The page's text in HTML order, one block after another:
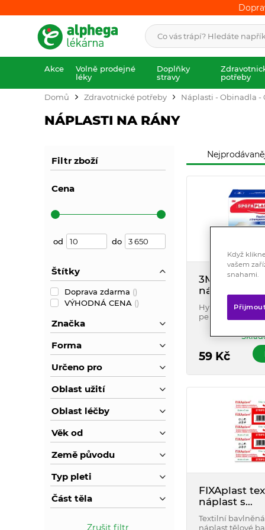
Akce
Volně prodejné
léky
Doplňky
stravy
potřeby
Domů Zdravotnické potřeby Náplasti - Obinadla -
NÁPLASTI NA RÁNY
Filtr zboží
Cena
od do
Štítky
Doprava zdarma ()
VÝHODNÁ CENA ()
Značka
Forma
Určeno pro
Oblast užití
Oblast léčby
Věk od
Země původu
Typ pleti
Část těla
Zrušit filtr
3M
náplast
Hypoalergenní,
perforovaná a
transparentní
rozměr 2,5 cm ×
1 ks
59 Kč
FIXAplast
náplast s
polštářkem
ks
Textilní
náplast tělové
Když
vašem
snahami.